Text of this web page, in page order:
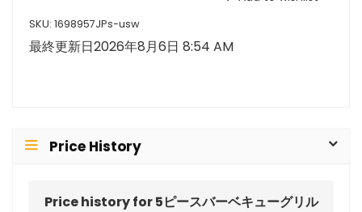
SKU: 1698957JPs-usw
最終更新日2026年8月6日 8:54 AM
Price History
Price history for 5ピースバーベキューグリル